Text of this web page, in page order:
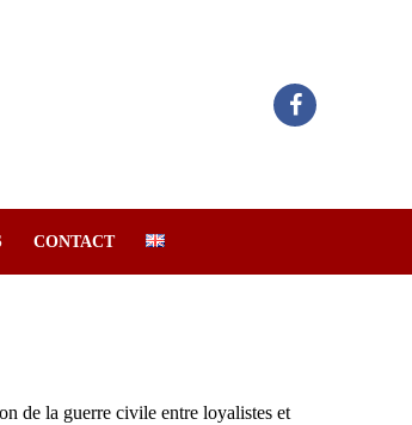
CONTACT
de la guerre civile entre loyalistes et